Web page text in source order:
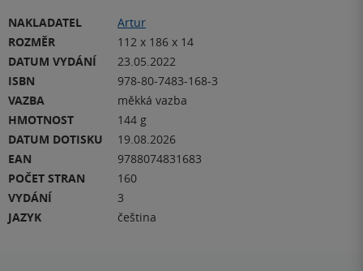
NAKLADATEL
Artur
ROZMĚR
112 x 186 x 14
DATUM VYDÁNÍ
23.05.2022
ISBN
978-80-7483-168-3
VAZBA
měkká vazba
HMOTNOST
144 g
DATUM DOTISKU
19.08.2026
EAN
9788074831683
POČET STRAN
160
VYDÁNÍ
3
JAZYK
čeština